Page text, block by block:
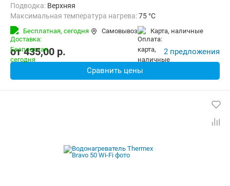
Подводка: Верхняя
Максимальная температура нагрева:75 °C
Дополнительно:
Защита от перегрева, Теплоизоляция
Бесплатная, сегодня Самовывоз карта, наличные
от435,00 p. 2 предложения
Сравнить цены